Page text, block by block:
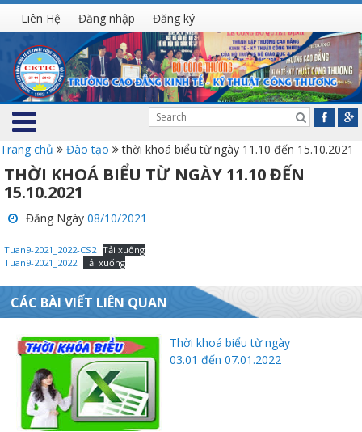
Liên Hệ Đăng nhập Đăng ký
Trang chủ Đào tạo thời khoá biểu từ ngày 11.10 đến 15.10.2021
THỜI KHOÁ BIỂU TỪ NGÀY 11.10 ĐẾN
15.10.2021
Đăng Ngày 08/10/2021
Tuan9-2021_2022-CS2 Tải xuống
Tuan9-2021_2022 Tải xuống
CÁC BÀI VIẾT LIÊN QUAN
Thời khoá biểu từ ngày
03.01 đến 07.01.2022